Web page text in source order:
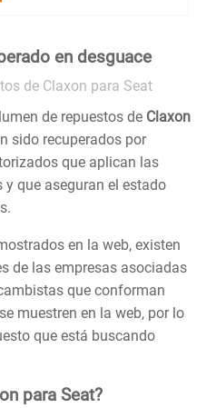
en desguace
de Claxon para Seat
de repuestos de Claxon
sido recuperados por
que aplican las
que aseguran el estado
en la web, existen
de las empresas asociadas
que conforman
muestren en la web, por lo
que está buscando
para Seat?